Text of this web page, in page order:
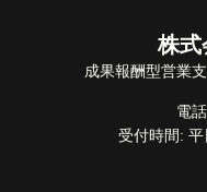
株式
成果報酬型営業
電
受付時間: